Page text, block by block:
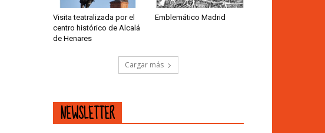
Visita teatralizada por el
centro histórico de Alcalá
de Henares
Emblemático Madrid
Cargar más
NEWSLETTER